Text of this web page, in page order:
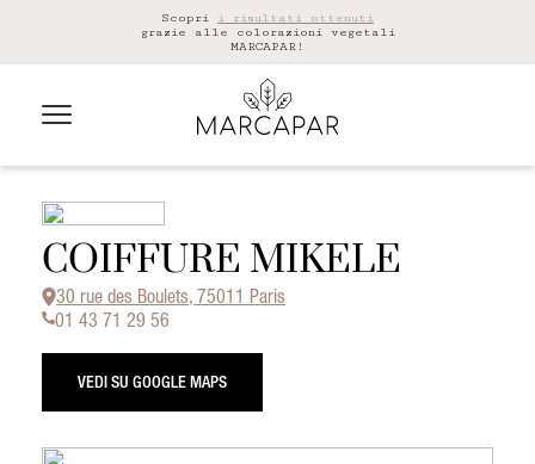
Scopri i risultati ottenuti
grazie alle colorazioni vegetali
MARCAPAR!
COIFFURE MIKELE
30 rue des Boulets, 75011 Paris
01 43 71 29 56
VEDI SU GOOGLE MAPS